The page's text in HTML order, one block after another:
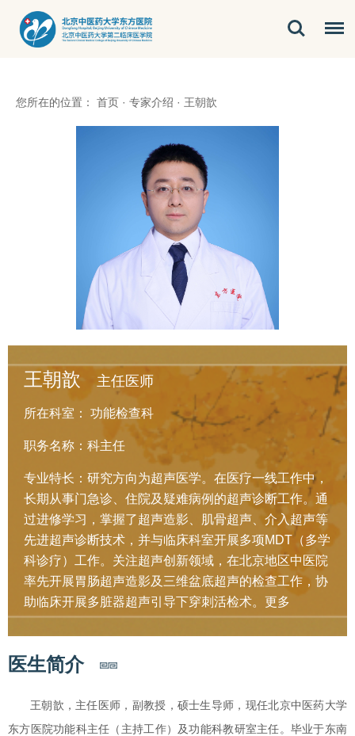
您所在的位置： 首页 · 专家介绍 · 王朝歆
王朝歆 主任医师
所在科室： 功能检查科
职务名称：科主任
专业特长：研究方向为超声医学。在医疗一线工作中，
长期从事门急诊、住院及疑难病例的超声诊断工作。通
过进修学习，掌握了超声造影、肌骨超声、介入超声等
先进超声诊断技术，并与临床科室开展多项MDT（多学
科诊疗）工作。关注超声创新领域，在北京地区中医院
率先开展胃肠超声造影及三维盆底超声的检查工作，协
助临床开展多脏器超声引导下穿刺活检术。 更多
医生简介
王朝歆，主任医师，副教授，硕士生导师，现任北京中医药大学
东方医院功能科主任（主持工作）及功能科教研室主任。毕业于东南